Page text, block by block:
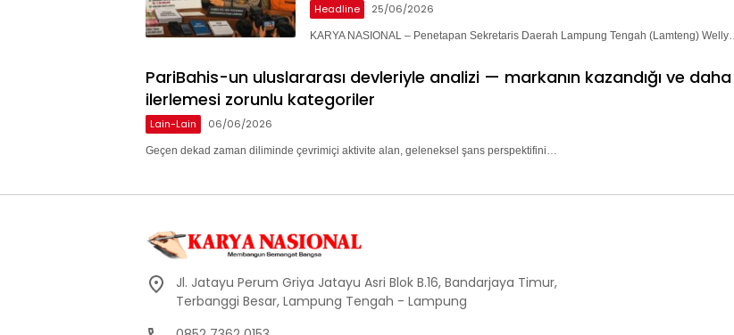
Headline 25/06/2026
KARYA NASIONAL – Penetapan Sekretaris Daerah Lampung Tengah (Lamteng) Welly…
PariBahis-un uluslararası devleriyle analizi — markanın kazandığı ve daha
ilerlemesi zorunlu kategoriler
Lain-Lain 06/06/2026
Geçen dekad zaman diliminde çevrimiçi aktivite alan, geleneksel şans perspektifini…
Jl. Jatayu Perum Griya Jatayu Asri Blok B.16, Bandarjaya Timur,
Terbanggi Besar, Lampung Tengah - Lampung